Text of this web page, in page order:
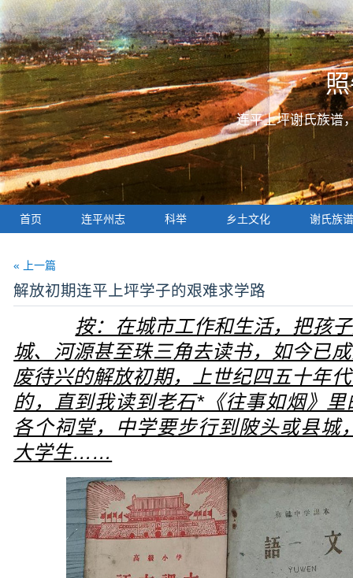
连平上坪谢氏族谱
首页 连平州志 科举 乡土文化 谢氏族谱
« 上一篇
解放初期连平上坪学子的艰难求学路
按：在城市工作和生活，把孩
城、河源甚至珠三角去读书，如今已
废待兴的解放初期，上世纪四五十年
的，直到我读到老石*《往事如烟》
各个祠堂，中学要步行到陂头或县城
大学生……